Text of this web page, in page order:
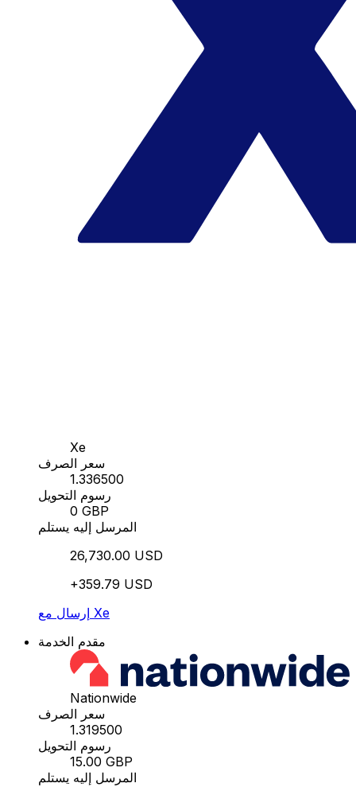
Xe
سعر الصرف
1.336500
رسوم التحويل
0 GBP
المرسل إليه يستلم
26,730.00 USD
+359.79 USD
إرسال مع Xe
مقدم الخدمة
Nationwide
سعر الصرف
1.319500
رسوم التحويل
15.00 GBP
المرسل إليه يستلم